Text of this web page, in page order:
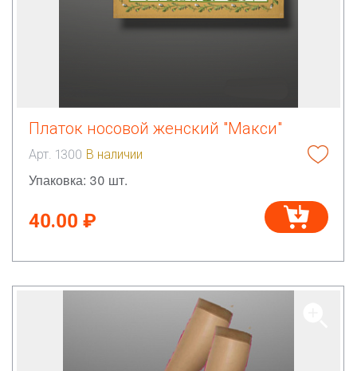
Платок носовой женский "Макси"
Арт. 1300 В наличии
Упаковка: 30 шт.
40.00 ₽